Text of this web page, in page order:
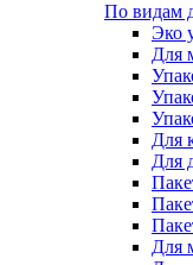
По видам
Эко
Для
Для
Для
Для